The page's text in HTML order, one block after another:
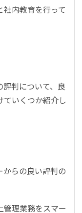
内教育を行って
評判について、良
ていくつか紹介し
からの良い評判の
管理業務をスマー